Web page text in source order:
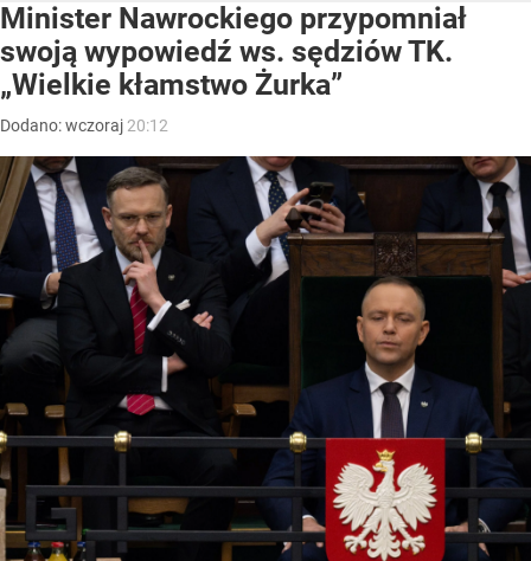
Minister Nawrockiego przypomniał
swoją wypowiedź ws. sędziów TK.
„Wielkie kłamstwo Żurka”
Dodano:wczoraj 20:12